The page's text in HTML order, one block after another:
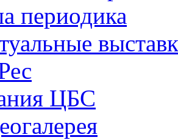
периодика
ЦБС